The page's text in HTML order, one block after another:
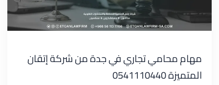
مهام محامي تجاري في جدة من شركة إتقان
المتميزة 0541110440